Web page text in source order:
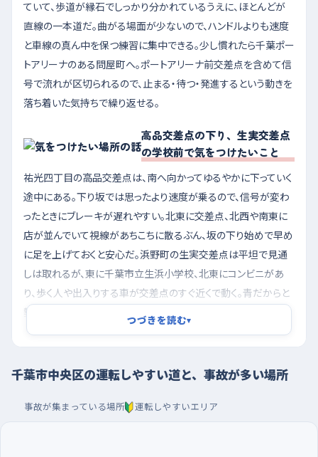
ていて、歩道が縁石でしっかり分かれているうえに、ほとんどが
直線の一本道だ。曲がる場面が少ないので、ハンドルよりも速度
と車線の真ん中を保つ練習に集中できる。少し慣れたら千葉ポー
トアリーナのある問屋町へ。ポートアリーナ前交差点を含めて信
号で流れが区切られるので、止まる・待つ・発進するという動きを
落ち着いた気持ちで繰り返せる。
高品交差点の下り、生実交差点
の学校前で気をつけたいこと
祐光四丁目の高品交差点は、南へ向かってゆるやかに下っていく
途中にある。下り坂では思ったより速度が乗るので、信号が変わ
ったときにブレーキが遅れやすい。北東に交差点、北西や南東に
店が並んでいて視線があちこちに散るぶん、坂の下り始めで早め
に足を上げておくと安心だ。浜野町の生実交差点は平坦で見通
しは取れるが、東に千葉市立生浜小学校、北東にコンビニがあ
り、歩く人や出入りする車が交差点のすぐ近くで動く。青だからと
勢いで入らず、右左折の前に横断歩道をもう一度見る癖をつけ
たい。
がまだ動き出す前で、交差点で無理に譲られたり急かされたりす
つづきを読む▾
千葉市中央区の運転しやすい道と、事故が多い場所
事故が集まっている場所 運転しやすいエリア